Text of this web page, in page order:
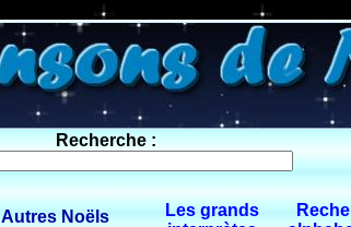
0 $limitbot 1 $limittot 2
Recherche :
Autres Noëls
Les grands